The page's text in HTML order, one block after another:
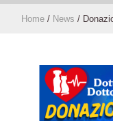
Home / News /